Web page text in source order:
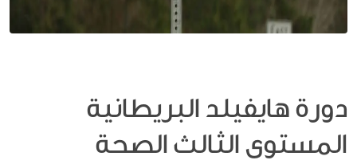
دورة هايفيلد البريطانية
المستوى الثالث الصحة